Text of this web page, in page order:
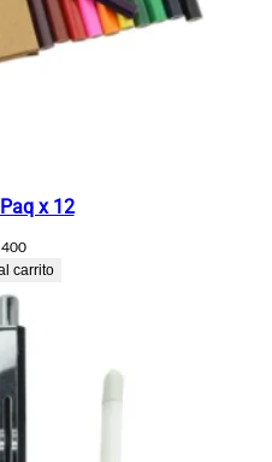
x 12
carrito